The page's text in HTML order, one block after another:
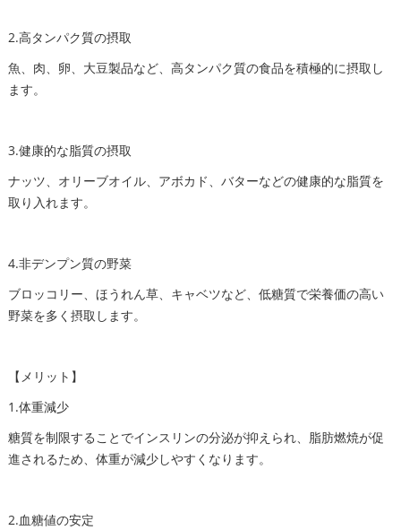
2.高タンパク質の摂取
魚、肉、卵、大豆製品など、高タンパク質の食品を積極的に摂取し
ます。
3.健康的な脂質の摂取
ナッツ、オリーブオイル、アボカド、バターなどの健康的な脂質を
取り入れます。
4.非デンプン質の野菜
ブロッコリー、ほうれん草、キャベツなど、低糖質で栄養価の高い
野菜を多く摂取します。
【メリット】
1.体重減少
糖質を制限することでインスリンの分泌が抑えられ、脂肪燃焼が促
進されるため、体重が減少しやすくなります。
2.血糖値の安定